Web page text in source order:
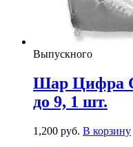
Выпускного
Шар Цифра
до 9, 1 шт.
1,200 руб. В корзину